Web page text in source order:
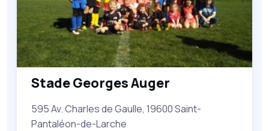
Stade Georges Auger
595 Av. Charles de Gaulle, 19600 Saint-
Pantaléon-de-Larche